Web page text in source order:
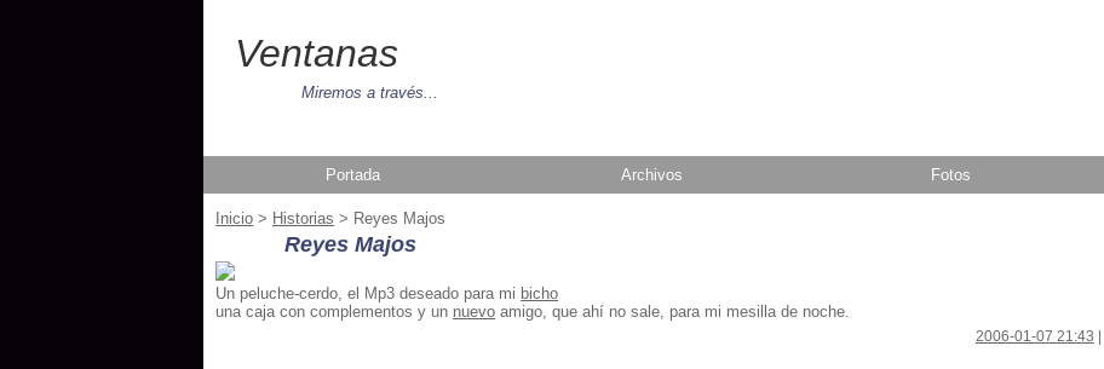
Ventanas
Miremos a través...
Portada Archivos Fotos
Inicio > Historias > Reyes Majos
Reyes Majos
Un peluche-cerdo, el Mp3 deseado para mi bicho
una caja con complementos y un nuevo amigo, que ahí no sale, para mi mesilla de noche.
2006-01-07 21:43